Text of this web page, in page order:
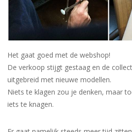
Het gaat goed met de webshop!
De verkoop stijgt gestaag en de
uitgebreid met nieuwe modellen.
Niets te klagen zou je denken, maar
iets te knagen.